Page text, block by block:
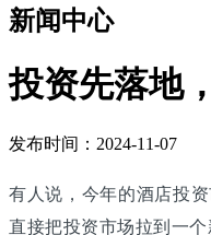
新闻中心
投资先落地
发布时间：2024-11-07
有人说，今年的酒店投
直接把投资市场拉到一